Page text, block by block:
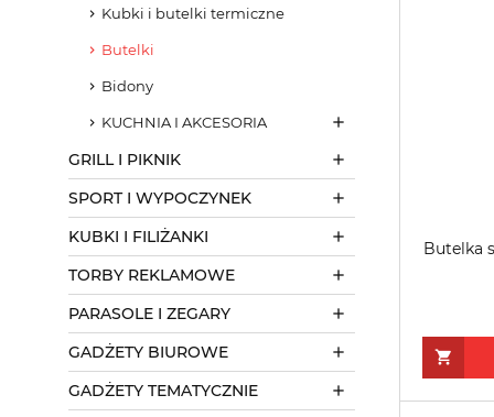
Kubki i butelki termiczne
Butelki
Bidony
KUCHNIA I AKCESORIA
GRILL I PIKNIK
SPORT I WYPOCZYNEK
KUBKI I FILIŻANKI
TORBY REKLAMOWE
PARASOLE I ZEGARY
GADŻETY BIUROWE
GADŻETY TEMATYCZNIE
Butelka